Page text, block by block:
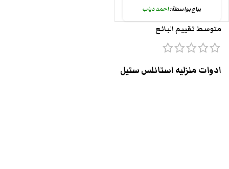
يباع بواسطة:احمد دياب
متوسط تقييم البائع
ادوات منزليه استانلس ستيل